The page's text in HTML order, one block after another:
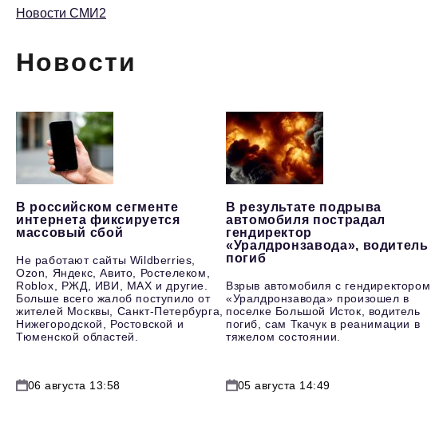
Новости СМИ2
Новости
В российском сегменте
интернета фиксируется
массовый сбой
Не работают сайты Wildberries,
Ozon, Яндекс, Авито, Ростелеком,
Roblox, РЖД, ИВИ, MAX и другие.
Больше всего жалоб поступило от
жителей Москвы, Санкт-Петербурга,
Нижегородской, Ростовской и
Тюменской областей.
06 августа 13:58
В результате подрыва
автомобиля пострадал
гендиректор
«Уралдронзавода», водитель
погиб
Взрыв автомобиля с гендиректором
«Уралдронзавода» произошел в
поселке Большой Исток, водитель
погиб, сам Ткачук в реанимации в
тяжелом состоянии.
05 августа 14:49